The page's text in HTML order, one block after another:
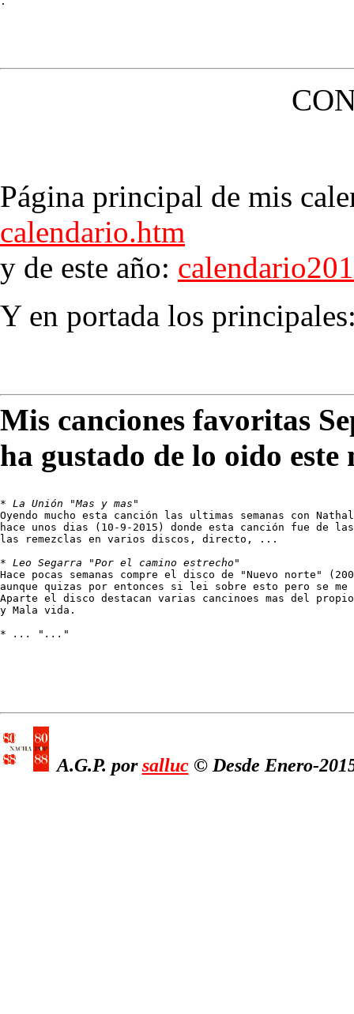
Página principal de mis
calendario.htm
y de este año:
Y en portada los
Mis canciones favoritas
ha gustado de lo oido este
* La Unión "Mas y mas"
Oyendo mucho esta canción las ultimas semanas con
hace unos dias (10-9-2015) donde esta canción fue de
las remezclas en varios discos, directo, ...
* Leo Segarra "Por el camino estrecho"
Hace pocas semanas compre el disco de "Nuevo norte"
aunque quizas por entonces si lei sobre esto pero se
Aparte el disco destacan varias cancinoes mas del
y Mala vida.
*
... "..."
A.G.P. porsalluc© Desde Enero-